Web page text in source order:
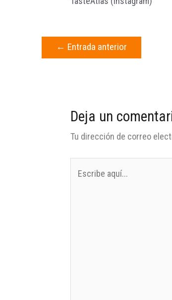
← Entrada anterior
Deja un
Tu dirección de correo